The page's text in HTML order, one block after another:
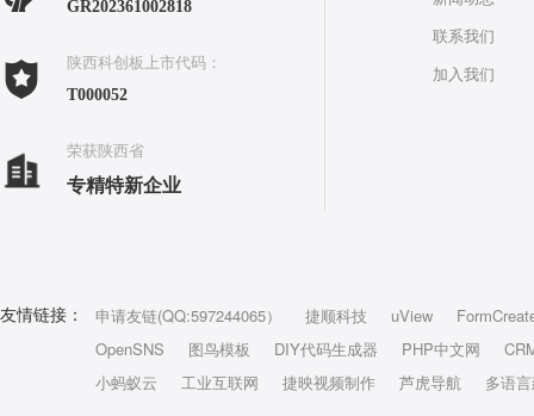
GR202361002818
陕西科创板上市代码：
T000052
荣获陕西省
专精特新企业
联系我们
加入我们
友情链接： 申请友链(QQ:597244065） 捷顺科技 uView
OpenSNS
图鸟模板 DIY代码生成器 PHP中文网
小蚂蚁云
工业互联网 捷映视频制作 芦虎导航 多语